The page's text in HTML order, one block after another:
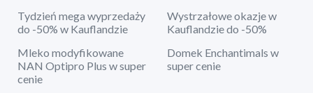
Tydzień mega wyprzedaży
do -50% w Kauflandzie
Wystrzałowe okazje w
Kauflandzie do -50%
Mleko modyfikowane
NAN Optipro Plus w super
cenie
Domek Enchantimals w
super cenie